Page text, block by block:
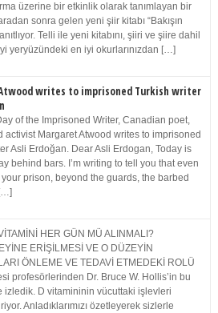
üzerine bir etkinlik olarak tanımlayan bir
sonra gelen yeni şiir kitabı “Bakışın
Telli ile yeni kitabını, şiiri ve şiire dahil
yeryüzündeki en iyi okurlarınızdan […]
writes to imprisoned Turkish writer
of the Imprisoned Writer, Canadian poet,
activist Margaret Atwood writes to imprisoned
Asli Erdoğan. Dear Asli Erdogan, Today is
behind bars. I’m writing to tell you that even
prison, beyond the guards, the barbed
HER GÜN MÜ ALINMALI?
ERİŞİLMESİ VE O DÜZEYİN
ÖNLEME VE TEDAVİ ETMEDEKİ ROLÜ
profesörlerinden Dr. Bruce W. Hollis’in bu
izledik. D vitamininin vücuttaki işlevleri
Anladıklarımızı özetleyerek sizlerle